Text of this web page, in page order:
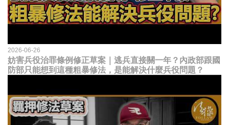
2026-06-26
妨害兵役治罪條例修正草案｜逃兵直接關一年？內政部跟國
防部只能想到這種粗暴修法，是能解決什麼兵役問題？